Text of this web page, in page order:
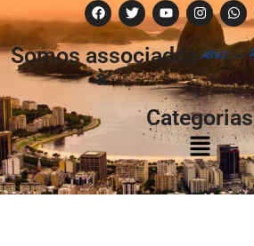
Somos associados
à:
Categorias